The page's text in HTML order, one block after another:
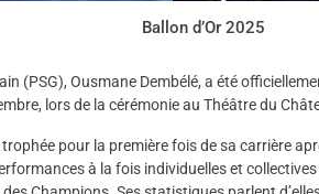
Ballon d’Or 2025
(PSG), Ousmane Dembélé, a été
lors de la cérémonie au Théâtre du
pour la première fois de sa carrière
à la fois individuelles et